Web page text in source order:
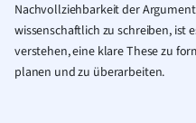
Nachvollziehbarkeit der
wissenschaftlich zu schreiben, ist
verstehen, eine klare These zu
planen und zu überarbeiten.